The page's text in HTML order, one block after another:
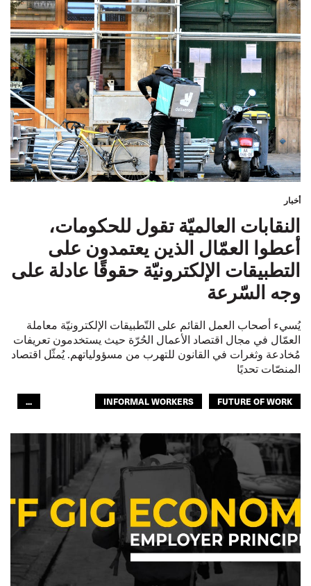
أخبار
النقابات العالميّة تقول للحكومات،
أعطوا العمّال الذين يعتمدون على
التطبيقات الإلكترونيّة حقوقًا عادلة على
وجه السّرعة
يُسيء أصحاب العمل القائم على التّطبيقات الإلكترونيّة معاملة
العمّال في مجال اقتصاد الأعمال الحُرّة حيث يستخدمون تعريفات
مُخادعة وثغرات في القانون للتهرب من مسؤولياتهم. يُمثّل اقتصاد
المنصّات تحديًا
FUTURE OF WORK
INFORMAL WORKERS
GLOBAL
...